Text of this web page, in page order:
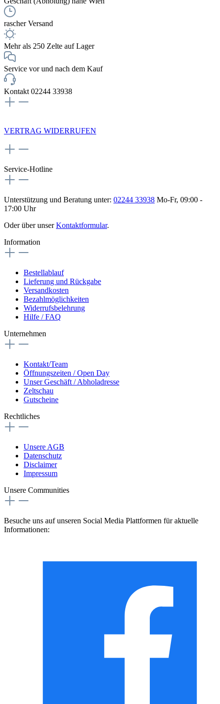
rascher Versand
Mehr als 250 Zelte auf Lager
Service vor und nach dem Kauf
Kontakt 02244 33938
VERTRAG WIDERRUFEN
Service-Hotline
Unterstützung und Beratung unter: 02244 33938 Mo-Fr, 09:00 -
17:00 Uhr
Oder über unserKontaktformular.
Information
Bestellablauf
Lieferung und Rückgabe
Versandkosten
Bezahlmöglichkeiten
Widerrufsbelehrung
Hilfe / FAQ
Unternehmen
Kontakt/Team
Öffnungszeiten / Open Day
Unser Geschäft / Abholadresse
Zeltschau
Gutscheine
Rechtliches
Unsere AGB
Datenschutz
Disclaimer
Impressum
Unsere Communities
Besuche uns auf unseren Social Media Plattformen für aktuelle
Informationen: